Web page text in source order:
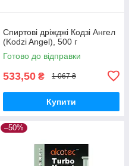
Спиртові дріжджі Кодзі Ангел
(Kodzi Angel), 500 г
Готово до відправки
533,50 ₴ 1 067 ₴
Купити
–50%